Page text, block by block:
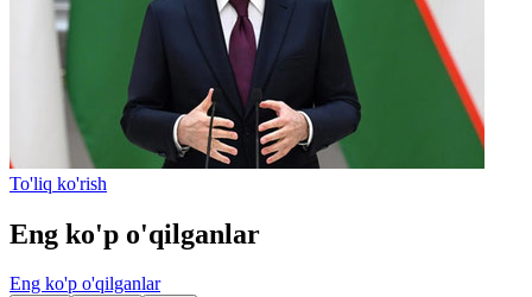
To'liq ko'rish
Eng ko'p o'qilganlar
Eng ko'p o'qilganlar